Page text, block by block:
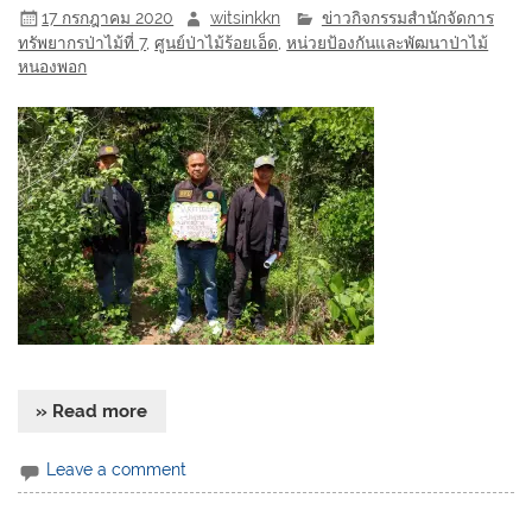
17 กรกฎาคม 2020 witsinkkn
ข่าวกิจกรรมสำนักจัดการ
ทรัพยากรป่าไม้ที่ 7,ศูนย์ป่าไม้ร้อยเอ็ด ,หน่วยป้องกันและพัฒนาป่าไม้
หนองพอก
» Read more
Leave a comment